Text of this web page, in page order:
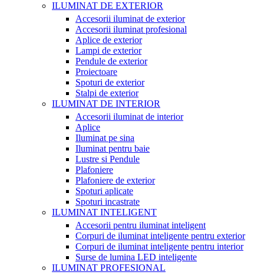
ILUMINAT DE EXTERIOR
Accesorii iluminat de exterior
Accesorii iluminat profesional
Aplice de exterior
Lampi de exterior
Pendule de exterior
Proiectoare
Spoturi de exterior
Stalpi de exterior
ILUMINAT DE INTERIOR
Accesorii iluminat de interior
Aplice
Iluminat pe sina
Iluminat pentru baie
Lustre si Pendule
Plafoniere
Plafoniere de exterior
Spoturi aplicate
Spoturi incastrate
ILUMINAT INTELIGENT
Accesorii pentru iluminat inteligent
Corpuri de iluminat inteligente pentru exterior
Corpuri de iluminat inteligente pentru interior
Surse de lumina LED inteligente
ILUMINAT PROFESIONAL